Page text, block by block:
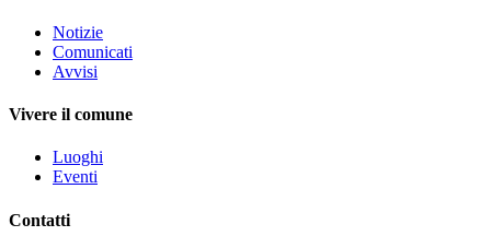
Notizie
Comunicati
Avvisi
Vivere il comune
Luoghi
Eventi
Contatti